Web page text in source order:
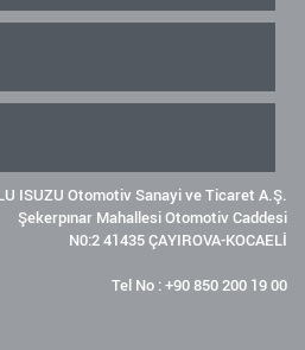
ISUZU Otomotiv Sanayi ve Ticaret A.Ş.
Şekerpınar Mahallesi Otomotiv Caddesi
N0:2 41435 ÇAYIROVA-KOCAELİ
Tel No : +90 850 200 19 00